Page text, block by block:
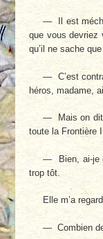
— Il est
que vous devriez
qu’il ne sache
— C’est
héros, madame,
— Mais on dit
toute la Frontière
— Bien, ai-je
trop tôt.
Elle m’a
— Combien